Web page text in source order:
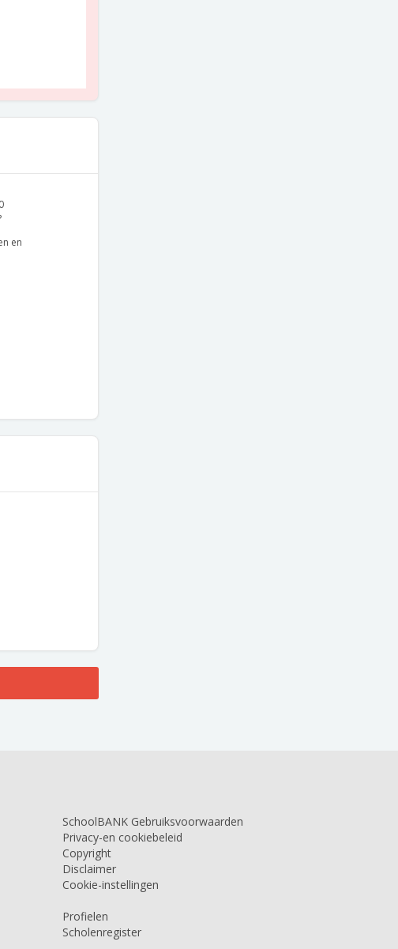
en
SchoolBANK Gebruiksvoorwaarden
Privacy-en cookiebeleid
Copyright
Disclaimer
Cookie-instellingen
Profielen
Scholenregister